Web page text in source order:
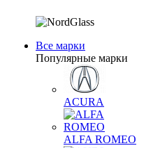
Все марки
Популярные марки
ACURA
ALFA ROMEO